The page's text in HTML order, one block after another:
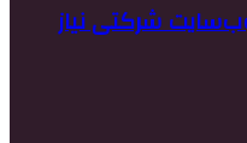
شرکتی نیاز